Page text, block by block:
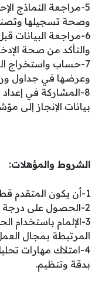
5-مراجعة النماذج
وصحة تسجيلها
6-مراجعة البيانات
والتأكد من صحة
7-حساب واستخراج
وعرضها في جداول
8-المشاركة في إعداد
بيانات الإنجاز إلى
الشروط والمؤهلات:
1-أن يكون المتقدم قطري الجنسية.
2-الحصول على درجة البكالوريوس في تخصص الإحصاء.
3-الإلمام باستخدام
المرتبطة بمجال
4-امتلاك مهارات
بدقة وتنظيم.